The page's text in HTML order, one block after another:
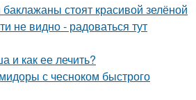
стоят красивой зелёной
не видно - радоваться тут
и как ее лечить?
с чесноком быстрого